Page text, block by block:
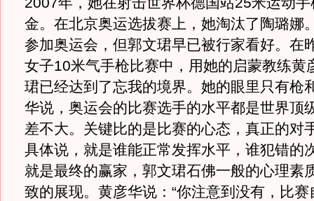
金。在北京奥运选拔赛上，她淘汰了陶璐娜
参加奥运会，但郭文珺早已被行家看好。在
女子10米气手枪比赛中，用她的启蒙教练黄
珺已经达到了忘我的境界。她的眼里只有枪
华说，奥运会的比赛选手的水平都是世界顶
差不大。关键比的是比赛的心态，真正的对
具体说，就是谁能正常发挥水平，谁犯错的
就是最终的赢家，郭文珺石佛一般的心理素
致的展现。黄彦华说：“你注意到没有，比